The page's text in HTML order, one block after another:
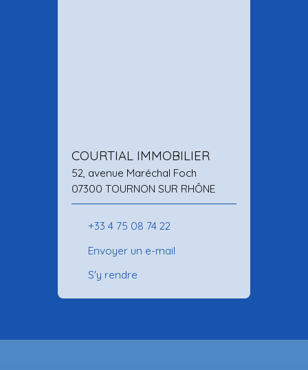
COURTIAL IMMOBILIER
52, avenue Maréchal Foch
07300 TOURNON SUR RHÔNE
+33 4 75 08 74 22
Envoyer un e-mail
S'y rendre